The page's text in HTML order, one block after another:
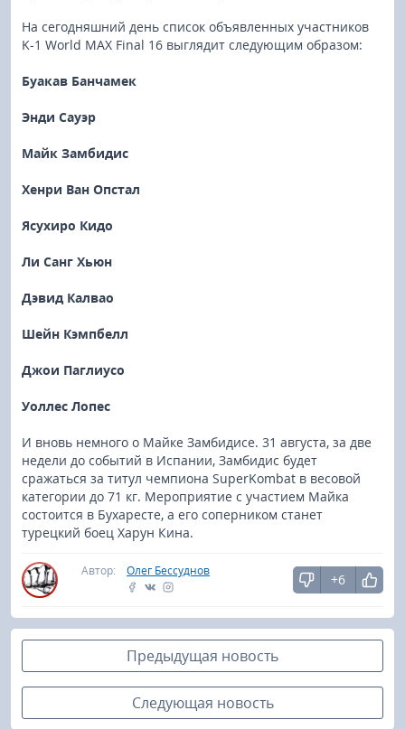
На сегодняшний день список объявленных участников
K-1 World MAX Final 16 выглядит следующим образом:
Буакав Банчамек
Энди Сауэр
Майк Замбидис
Хенри Ван Опстал
Ясухиро Кидо
Ли Санг Хьюн
Дэвид Калвао
Шейн Кэмпбелл
Джои Паглиусо
Уоллес Лопес
И вновь немного о Майке Замбидисе. 31 августа, за две
недели до событий в Испании, Замбидис будет
сражаться за титул чемпиона SuperKombat в весовой
категории до 71 кг. Мероприятие с участием Майка
состоится в Бухаресте, а его соперником станет
турецкий боец Харун Кина.
Автор: Олег Бессуднов
+6
Предыдущая новость
Следующая новость